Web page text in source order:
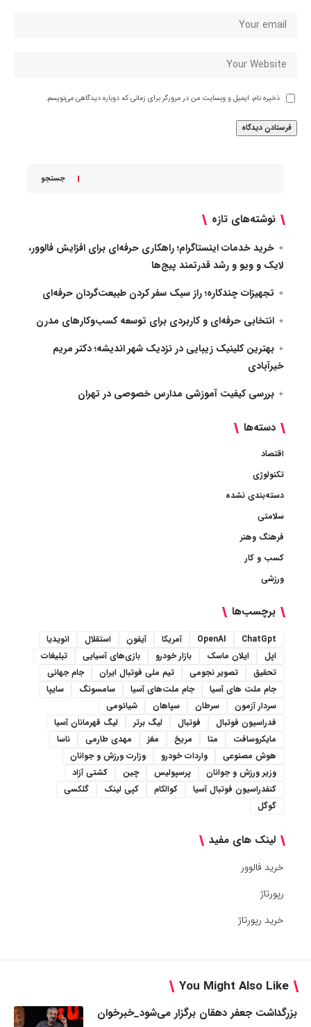
ذخیره نام، ایمیل و وبسایت من در مرورگر برای زمانی که دوباره دیدگاهی می‌نویسم.
جستجو
نوشته‌های تازه
خرید خدمات اینستاگرام؛ راهکاری حرفه‌ای برای افزایش فالوور،
لایک و ویو و رشد قدرتمند پیج‌ها
تجهیزات چندکاره؛ راز سبک سفر کردن طبیعت‌گردان حرفه‌ای
انتخابی حرفه‌ای و کاربردی برای توسعه کسب‌وکارهای مدرن
بهترین کلینیک زیبایی در نزدیک شهر اندیشه؛ دکتر مریم
خیرآبادی
بررسی کیفیت آموزشی مدارس خصوصی در تهران
دسته‌ها
اقتصاد
تکنولوژی
دسته‌بندی نشده
سلامتی
فرهنگ وهنر
کسب و کار
ورزشی
برچسب‌ها
ChatGpt
OpenAI آمریکا آیفون استقلال
انویدیا
اپل
ایلان ماسک بازار خودرو بازی‌های آسیایی
تبلیغات
تحقیق
تصویر نجومی تیم ملی فوتبال ایران
جام جهانی
جام ملت های آسیا
جام ملت‌های آسیا سامسونگ
سایپا
سردار آزمون
سرطان سپاهان
شیائومی
فدراسیون فوتبال
فوتبال لیگ برتر
لیگ قهرمانان آسیا
مایکروسافت
متا مریخ مغز مهدی طارمی
ناسا
هوش مصنوعی
واردات خودرو
وزارت ورزش و جوانان
وزیر ورزش و جوانان
پرسپولیس چین
کشتی آزاد
کنفدراسیون فوتبال آسیا
کوالکام کپی لینک
گلکسی
گوگل
لینک های مفید
خرید فالوور
رپورتاژ
خرید رپورتاژ
You Might Also Like
بزرگداشت جعفر دهقان برگزار می‌شود_خبرخوان